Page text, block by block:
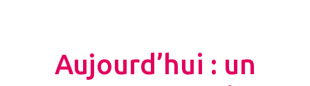
Aujourd’hui : un